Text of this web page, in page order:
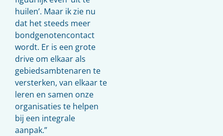
huilen’. Maar ik zie nu
dat het steeds meer
bondgenotencontact
wordt. Er is een grote
drive om elkaar als
gebiedsambtenaren te
versterken, van elkaar te
leren en samen onze
organisaties te helpen
bij een integrale
aanpak.”